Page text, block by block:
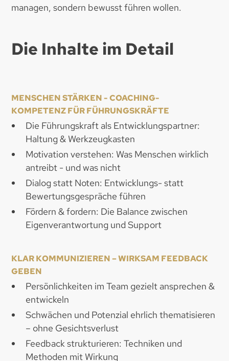
managen, sondern bewusst führen wollen.
Die Inhalte im Detail
MENSCHEN STÄRKEN - COACHING-
KOMPETENZ FÜR FÜHRUNGSKRÄFTE
Die Führungskraft als Entwicklungspartner:
Haltung & Werkzeugkasten
Motivation verstehen: Was Menschen wirklich
antreibt - und was nicht
Dialog statt Noten: Entwicklungs- statt
Bewertungsgespräche führen
Fördern & fordern: Die Balance zwischen
Eigenverantwortung und Support
KLAR KOMMUNIZIEREN – WIRKSAM FEEDBACK
GEBEN
Persönlichkeiten im Team gezielt ansprechen &
entwickeln
Schwächen und Potenzial ehrlich thematisieren
– ohne Gesichtsverlust
Feedback strukturieren: Techniken und
Methoden mit Wirkung